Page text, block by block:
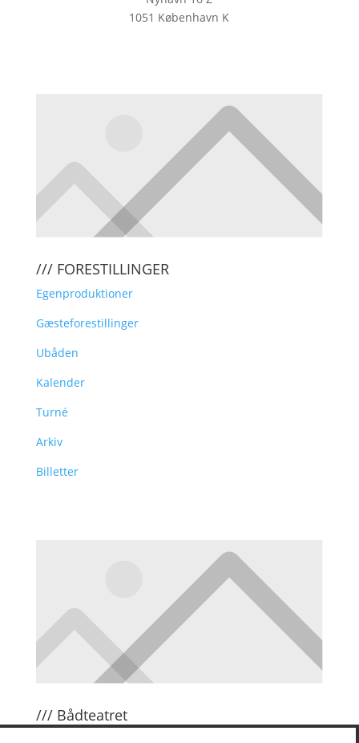
1051 København K
/// FORESTILLINGER
Egenproduktioner
Gæsteforestillinger
Ubåden
Kalender
Turné
Arkiv
Billetter
/// Bådteatret